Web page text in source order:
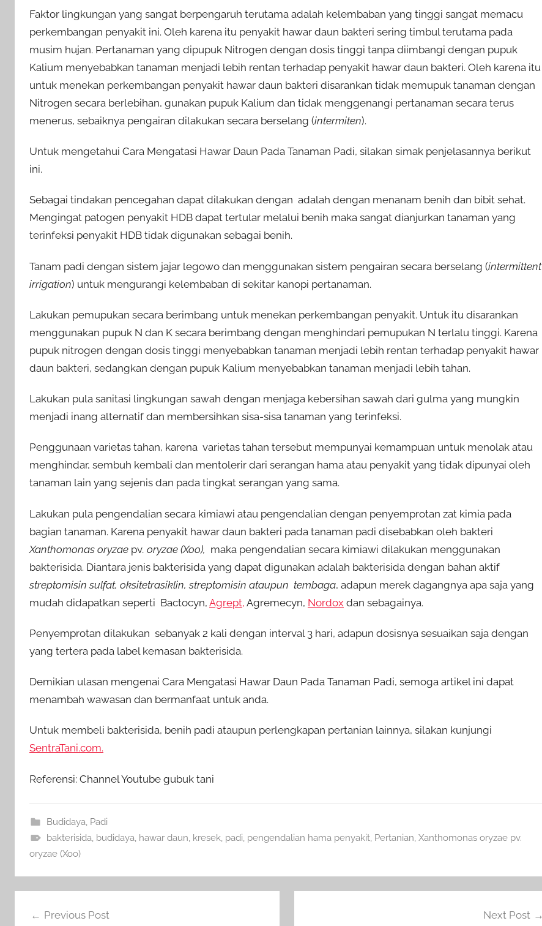
Faktor lingkungan yang sangat berpengaruh terutama adalah kelembaban yang tinggi sangat memacu
perkembangan penyakit ini. Oleh karena itu penyakit hawar daun bakteri sering timbul terutama pada
musim hujan. Pertanaman yang dipupuk Nitrogen dengan dosis tinggi tanpa diimbangi dengan pupuk
Kalium menyebabkan tanaman menjadi lebih rentan terhadap penyakit hawar daun bakteri. Oleh karena itu
untuk menekan perkembangan penyakit hawar daun bakteri disarankan tidak memupuk tanaman dengan
Nitrogen secara berlebihan, gunakan pupuk Kalium dan tidak menggenangi pertanaman secara terus
menerus, sebaiknya pengairan dilakukan secara berselang (intermiten).
Untuk mengetahui Cara Mengatasi Hawar Daun Pada Tanaman Padi, silakan simak penjelasannya berikut
ini.
Sebagai tindakan pencegahan dapat dilakukan dengan adalah dengan menanam benih dan bibit sehat.
Mengingat patogen penyakit HDB dapat tertular melalui benih maka sangat dianjurkan tanaman yang
terinfeksi penyakit HDB tidak digunakan sebagai benih.
Tanam padi dengan sistem jajar legowo dan menggunakan sistem pengairan secara berselang (intermittent
irrigation) untuk mengurangi kelembaban di sekitar kanopi pertanaman.
Lakukan pemupukan secara berimbang untuk menekan perkembangan penyakit. Untuk itu disarankan
menggunakan pupuk N dan K secara berimbang dengan menghindari pemupukan N terlalu tinggi. Karena
pupuk nitrogen dengan dosis tinggi menyebabkan tanaman menjadi lebih rentan terhadap penyakit hawar
daun bakteri, sedangkan dengan pupuk Kalium menyebabkan tanaman menjadi lebih tahan.
Lakukan pula sanitasi lingkungan sawah dengan menjaga kebersihan sawah dari gulma yang mungkin
menjadi inang alternatif dan membersihkan sisa-sisa tanaman yang terinfeksi.
Penggunaan varietas tahan, karena varietas tahan tersebut mempunyai kemampuan untuk menolak atau
menghindar, sembuh kembali dan mentolerir dari serangan hama atau penyakit yang tidak dipunyai oleh
tanaman lain yang sejenis dan pada tingkat serangan yang sama.
Lakukan pula pengendalian secara kimiawi atau pengendalian dengan penyemprotan zat kimia pada
bagian tanaman. Karena penyakit hawar daun bakteri pada tanaman padi disebabkan oleh bakteri
Xanthomonas oryzae pv. oryzae (Xoo), maka pengendalian secara kimiawi dilakukan menggunakan
bakterisida. Diantara jenis bakterisida yang dapat digunakan adalah bakterisida dengan bahan aktif
streptomisin sulfat, oksitetrasiklin, streptomisin ataupun tembaga, adapun merek dagangnya apa saja yang
mudah didapatkan seperti Bactocyn, Agrept, Agremecyn, Nordox dan sebagainya.
Penyemprotan dilakukan sebanyak 2 kali dengan interval 3 hari, adapun dosisnya sesuaikan saja dengan
yang tertera pada label kemasan bakterisida.
Demikian ulasan mengenai Cara Mengatasi Hawar Daun Pada Tanaman Padi, semoga artikel ini dapat
menambah wawasan dan bermanfaat untuk anda.
Untuk membeli bakterisida, benih padi ataupun perlengkapan pertanian lainnya, silakan kunjungi
SentraTani.com.
Referensi: Channel Youtube gubuk tani
Budidaya Padi
bakterisida budidaya hawar daun kresek, padi pengendalian hama penyakit, Pertanian Xanthomonas oryzae pv.
oryzae (Xoo)
Previous Post Next Post